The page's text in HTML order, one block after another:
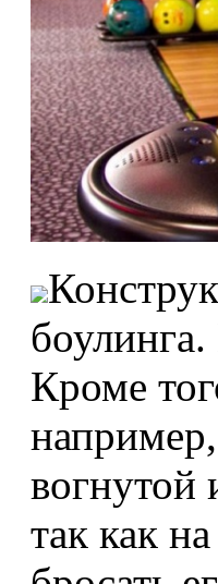
Кроме
вогнутой
так как